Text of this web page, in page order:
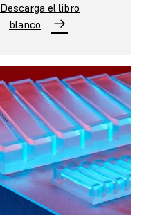
Descarga el libro
blanco